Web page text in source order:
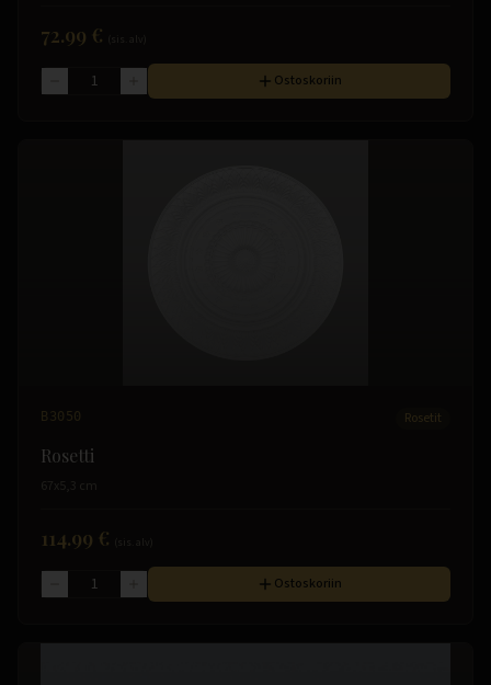
72.99 €
Ostoskoriin
B3050 Rosetit
Rosetti
67x5,3 cm
114.99 €
Ostoskoriin